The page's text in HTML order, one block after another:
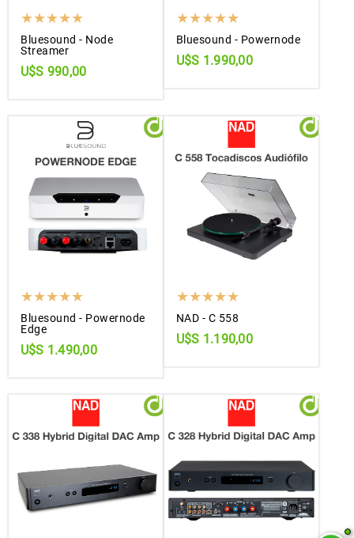
Bluesound - Node
Streamer
U$S 990,00
Bluesound - Powernode
U$S 1.990,00
Bluesound - Powernode
Edge
U$S 1.490,00
NAD - C 558
U$S 1.190,00